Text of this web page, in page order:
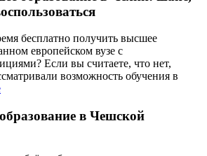
бесплатно получить высшее
европейском вузе с
Если вы считаете, что нет,
возможность обучения в
в Чешской